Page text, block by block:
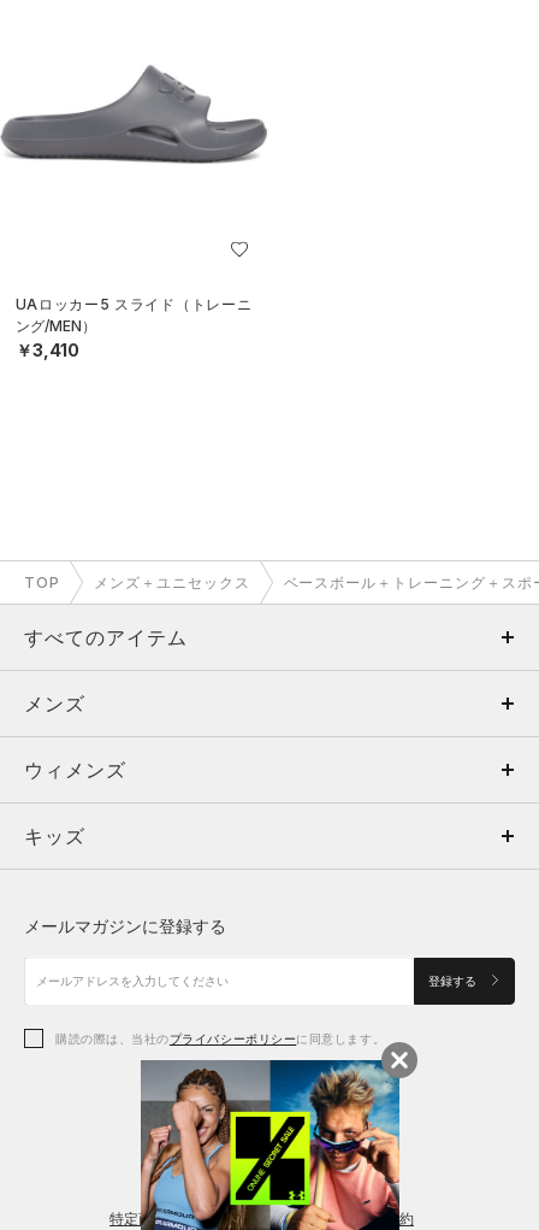
UAロッカー5 スライド（トレーニ
ング/MEN）
￥3,410
TOP メンズ＋ユニセックス ベースボール＋トレーニング＋スポ
すべてのアイテム
メンズ
ウィメンズ
キッズ
アクセサリー
メンズ
トップス
ボトムス
アクセサリー
ウィメンズ
トップス
シューズ
アクセサリー
レギンス＆タイツ
キッズ
シューズ
メールマガジンに登録する
登録する
購読の際は、当社のプライバシーポリシーに同意します。
特定商取引法に基づく通販の表記 会員規約